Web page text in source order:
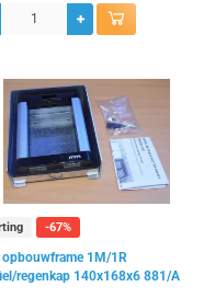
-67%
opbouwframe 1M/1R
regenkap 140x168x6 881/A